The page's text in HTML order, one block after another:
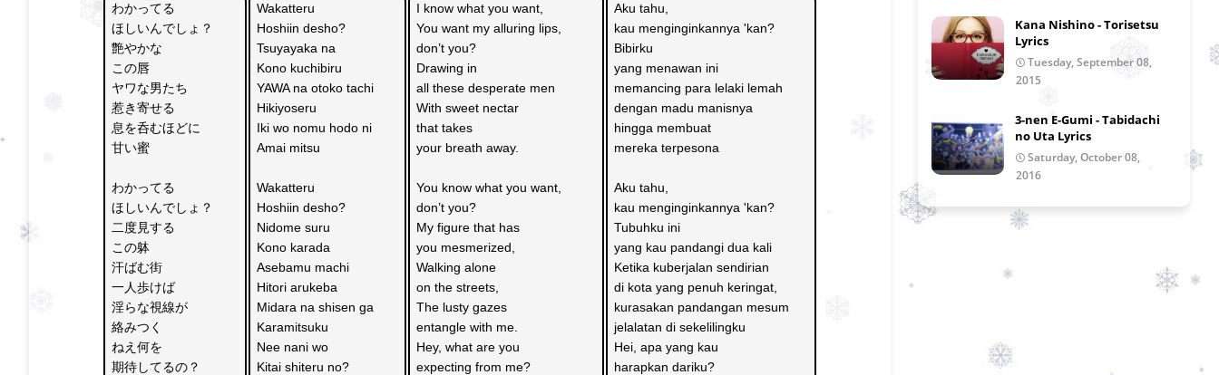
わかってる
ほしいんでしょ？
艶やかな
この唇
ヤワな男たち
惹き寄せる
息を呑むほどに
甘い蜜
わかってる
ほしいんでしょ？
二度見する
この躰
汗ばむ街
一人歩けば
淫らな視線が
絡みつく
ねえ何を
期待してるの？
Wakatteru
Hoshiin desho?
Tsuyayaka na
Kono kuchibiru
YAWA na otoko tachi
Hikiyoseru
Iki wo nomu hodo ni
Amai mitsu
Wakatteru
Hoshiin desho?
Nidome suru
Kono karada
Asebamu machi
Hitori arukeba
Midara na shisen ga
Karamitsuku
Nee nani wo
Kitai shiteru no?
I know what you want,
You want my alluring lips,
don’t you?
Drawing in
all these desperate men
With sweet nectar
that takes
your breath away.
You know what you want,
don’t you?
My figure that has
you mesmerized,
Walking alone
on the streets,
The lusty gazes
entangle with me.
Hey, what are you
expecting from me?
Aku tahu,
kau menginginkannya 'kan?
Bibirku
yang menawan ini
memancing para lelaki lemah
dengan madu manisnya
hingga membuat
mereka terpesona
Aku tahu,
kau menginginkannya 'kan?
Tubuhku ini
yang kau pandangi dua kali
Ketika kuberjalan sendirian
di kota yang penuh keringat,
kurasakan pandangan mesum
jelalatan di sekelilingku
Hei, apa yang kau
harapkan dariku?
Kana Nishino - Torisetsu
Lyrics
Tuesday, September 08,
2015
3-nen E-Gumi - Tabidachi
no Uta Lyrics
Saturday, October 08,
2016